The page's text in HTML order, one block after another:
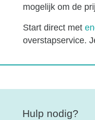
mogelijk om de
Start direct met
overstapservice.
Hulp nodig?